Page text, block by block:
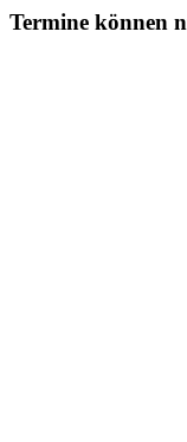
Termine können